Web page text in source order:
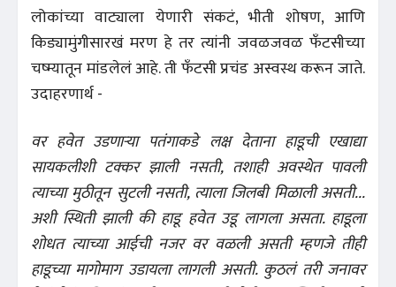
लोकांच्या वाट्याला येणारी संकटं, भीती शोषण, आणि
किड्यामुंगीसारखं मरण हे तर त्यांनी जवळजवळ फँटसीच्या
चष्म्यातून मांडलेलं आहे. ती फँटसी प्रचंड अस्वस्थ करून जाते.
उदाहरणार्थ -
वर हवेत उडणाऱ्या पतंगाकडे लक्ष देताना हाडूची एखाद्या
सायकलीशी टक्कर झाली नसती, तशाही अवस्थेत पावली
त्याच्या मुठीतून सुटली नसती, त्याला जिलबी मिळाली असती...
अशी स्थिती झाली की हाडू हवेत उडू लागला असता. हाडूला
शोधत त्याच्या आईची नजर वर वळली असती म्हणजे तीही
हाडूच्या मागोमाग उडायला लागली असती. कुठलं तरी जनावर